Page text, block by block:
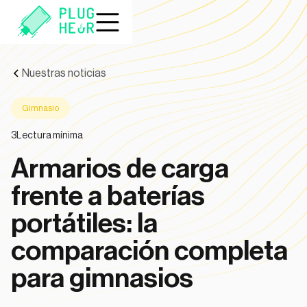
Nuestras noticias
Gimnasio
3Lectura mínima
Armarios de carga
frente a baterías
portátiles: la
comparación completa
para gimnasios